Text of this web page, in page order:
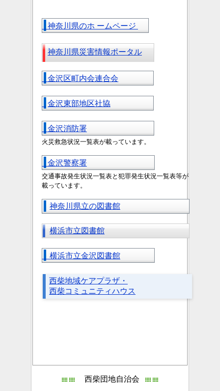
神奈川県のホ ームページ
神奈川県災害情報ポータル
金沢区町内会連合会
金沢東部地区社協
金沢消防署
火災救急状況一覧表が載っています。
金沢警察署
交通事故発生状況一覧表と 犯罪発生状況一覧表等が
載っています。
神奈川県立の図書館
横浜市立図書館
横浜市立金沢図書館
西柴地域ケアプラザ・
西柴コミュニティハウス
西柴団地自治会